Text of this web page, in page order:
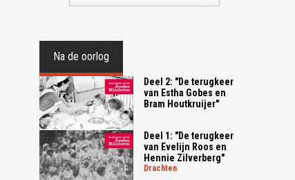
Na de oorlog
Deel 2: "De terugkeer
van Estha Gobes en
Bram Houtkruijer"
Deel 1: "De terugkeer
van Evelijn Roos en
Hennie Zilverberg"
drachten